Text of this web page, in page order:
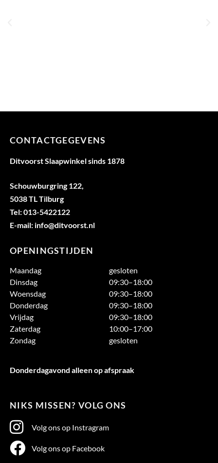
CONTACTGEGEVENS
Ditvoorst Slaapwinkel sinds 1878
Schouwburgring 122,
5038 TL Tilburg
Tel: 013-5422122
E-mail: info@ditvoorst.nl
OPENINGSTIJDEN
Maandag
gesloten
Dinsdag
09:30–18:00
Woensdag
09:30–18:00
Donderdag
09:30–18:00
Vrijdag
09:30–18:00
Zaterdag
10:00–17:00
Zondag
gesloten
Donderdagavond alleen op afspraak
NIKS MISSEN? VOLG ONS
Volg ons op Instragram
Volg ons op Facebook